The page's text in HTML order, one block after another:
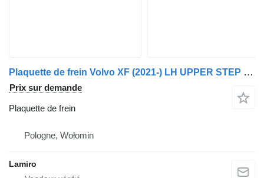
Plaquette de frein Volvo XF (2021-) LH UPPER STEP pour camion DAF FL6 (2002-2005)
Prix sur demande
Plaquette de frein
Pologne, Wołomin
Lamiro